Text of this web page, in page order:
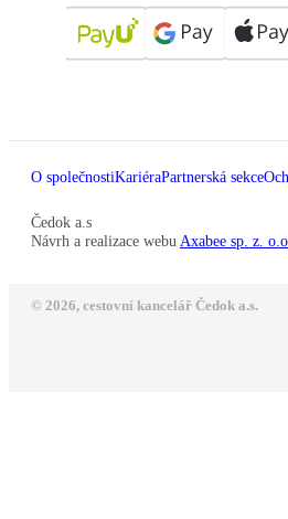
O společnostiKariéraPartnerská sekce
Čedok a.s
Návrh a realizace webu Axabee sp. z.
© 2026, cestovní kancelář Čedok a.s.